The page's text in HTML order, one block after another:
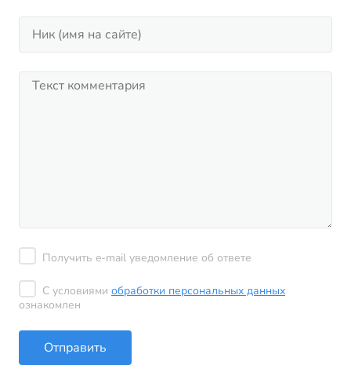
Получить e-mail уведомление об ответе
С условиями обработки персональных данных
ознакомлен
Отправить